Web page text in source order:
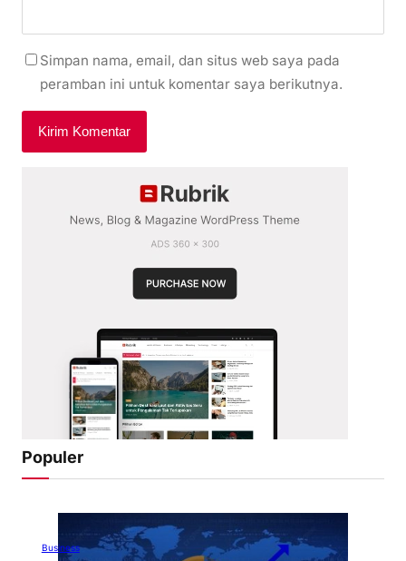
Simpan nama, email, dan situs web saya pada
peramban ini untuk komentar saya berikutnya.
Populer
Business